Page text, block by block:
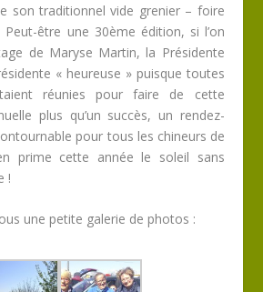
son traditionnel vide grenier – foire
être une 30ème édition, si l’on
de Maryse Martin, la Présidente
« heureuse » puisque toutes
réunies pour faire de cette
plus qu’un succès, un rendez-
pour tous les chineurs de
prime cette année le soleil sans
!
une petite galerie de photos :